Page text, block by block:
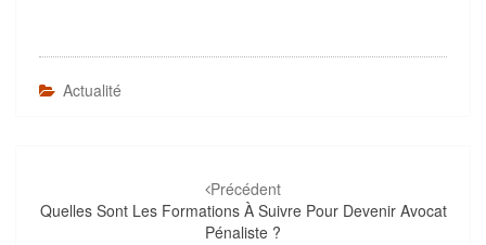
Actualité
d'article
Précédent
Quelles Sont Les Formations À Suivre Pour Devenir Avocat
Pénaliste ?